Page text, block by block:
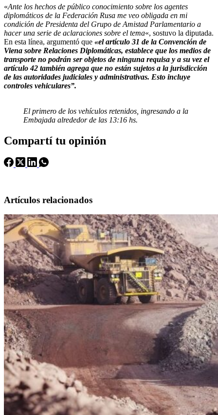
«Ante los hechos de público conocimiento sobre los agentes
diplomáticos de la Federación Rusa me veo obligada en mi
condición de Presidenta del Grupo de Amistad Parlamentario a
hacer una serie de aclaraciones sobre el tema«, sostuvo la diputada.
En esta línea, argumentó que «el artículo 31 de la Convención de
Viena sobre Relaciones Diplomáticas, establece que los medios de
transporte no podrán ser objetos de ninguna requisa y a su vez el
artículo 42 también agrega que no están sujetos a la jurisdicción
de las autoridades judiciales y administrativas. Esto incluye
controles vehiculares”.
El primero de los vehículos retenidos, ingresando a la
Embajada alrededor de las 13:16 hs.
Compartí tu opinión
Artículos relacionados